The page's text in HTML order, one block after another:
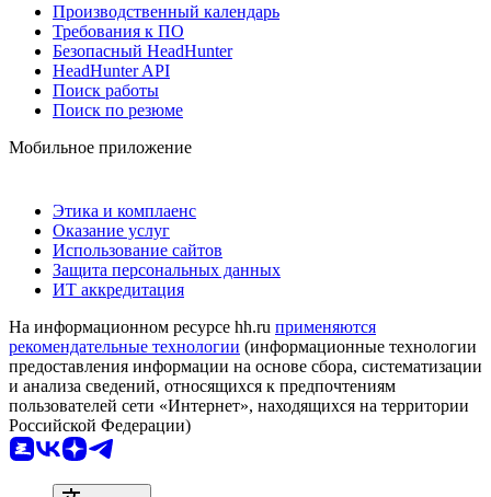
Производственный календарь
Требования к ПО
Безопасный HeadHunter
HeadHunter API
Поиск работы
Поиск по резюме
Мобильное приложение
Этика и комплаенс
Оказание услуг
Использование сайтов
Защита персональных данных
ИТ аккредитация
На информационном ресурсе hh.ru применяются
рекомендательные технологии (информационные технологии
предоставления информации на основе сбора, систематизации
и анализа сведений, относящихся к предпочтениям
пользователей сети «Интернет», находящихся на территории
Российской Федерации)